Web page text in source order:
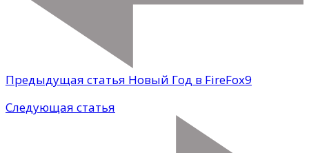
Предыдущая статья Новый Год в FireFox9
Следующая статья